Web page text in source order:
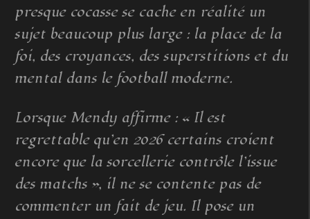
presque cocasse se cache en réalité un
sujet beaucoup plus large : la place de la
foi, des croyances, des superstitions et du
mental dans le football moderne.
Lorsque Mendy affirme : « Il est
regrettable qu’en 2026 certains croient
encore que la sorcellerie contrôle l’issue
des matchs », il ne se contente pas de
commenter un fait de jeu. Il pose un